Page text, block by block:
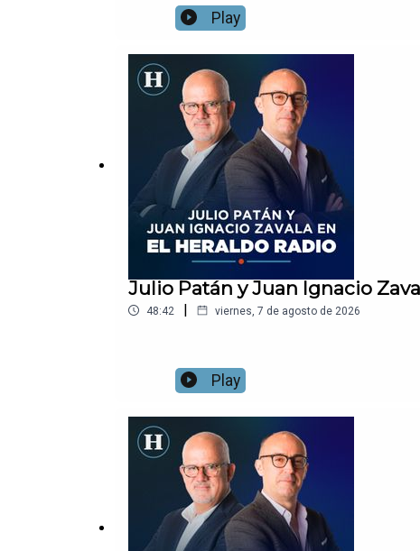
Play
Julio Patán y Juan Ignacio
48:42 | viernes, 7 de agosto de 2026
Play